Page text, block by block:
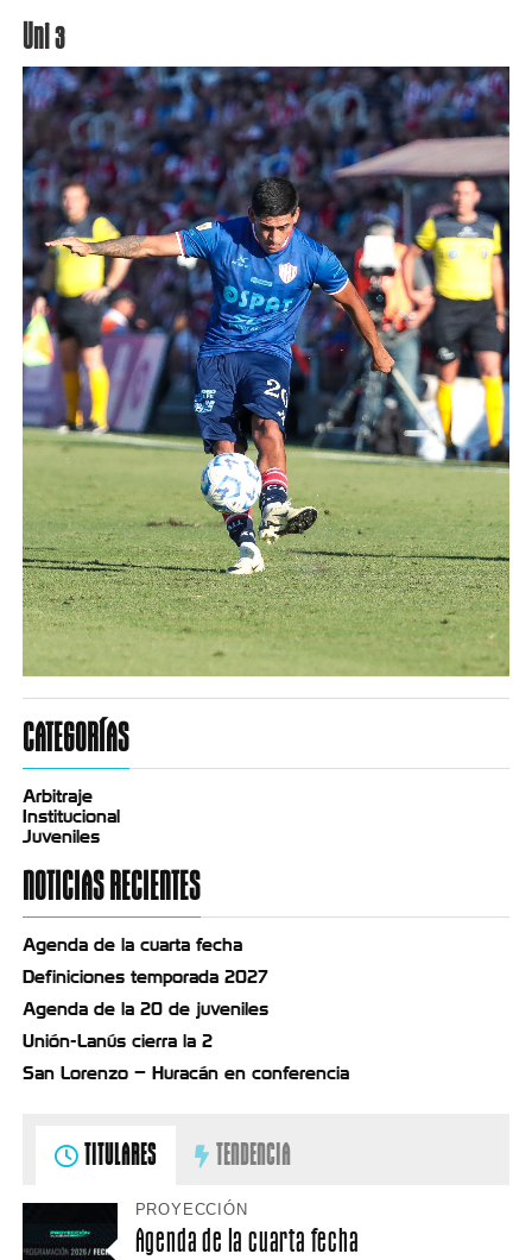
Uni 3
CATEGORÍAS
Arbitraje
Institucional
Juveniles
NOTICIAS RECIENTES
Agenda de la cuarta fecha
Definiciones temporada 2027
Agenda de la 20 de juveniles
Unión-Lanús cierra la 2
San Lorenzo – Huracán en conferencia
TITULARES TENDENCIA
PROYECCIÓN
Agenda de la cuarta fecha